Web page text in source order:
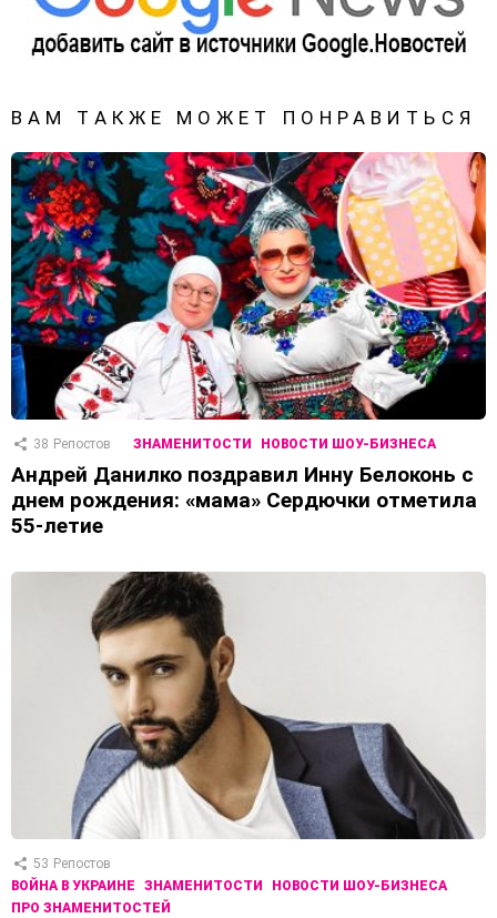
ВАМ ТАКЖЕ МОЖЕТ ПОНРАВИТЬСЯ
38 Репостов ЗНАМЕНИТОСТИ НОВОСТИ ШОУ-БИЗНЕСА
Андрей Данилко поздравил Инну Белоконь с
днем рождения: «мама» Сердючки отметила
55-летие
53 Репостов
ВОЙНА В УКРАИНЕ
ЗНАМЕНИТОСТИ
НОВОСТИ ШОУ-БИЗНЕСА
ПРО ЗНАМЕНИТОСТЕЙ